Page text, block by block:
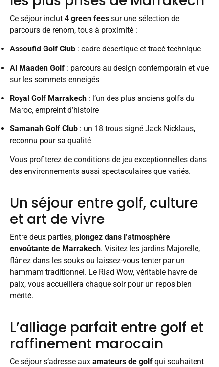
Ce séjour inclut 4 green feessur une sélection de
parcours de renom, tous à proximité :
Assoufid Golf Club: cadre désertique et tracé technique
Al Maaden Golf: parcours au design contemporain et vue
sur les sommets enneigés
Royal Golf Marrakech: l’un des plus anciens golfs du
Maroc, empreint d’histoire
Samanah Golf Club: un 18 trous signé Jack Nicklaus,
reconnu pour sa qualité
Vous profiterez de conditions de jeu exceptionnelles dans
des environnements aussi spectaculaires que variés.
Un séjour entre golf, culture
et art de vivre
Entre deux parties, plongez dans l’atmosphère
envoûtante de Marrakech. Visitez les jardins Majorelle,
flânez dans les souks ou laissez-vous tenter par un
hammam traditionnel. Le Riad Wow, véritable havre de
paix, vous accueillera chaque soir pour un repos bien
mérité.
L’alliage parfait entre golf et
raffinement marocain
Ce séjour s’adresse aux amateurs de golfqui souhaitent